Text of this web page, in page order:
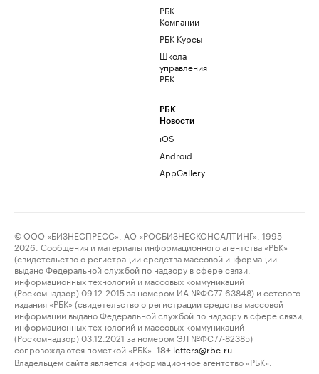
РБК
Компании
РБК Курсы
Школа
управления
РБК
РБК
Новости
iOS
Android
AppGallery
© ООО «БИЗНЕСПРЕСС», АО «РОСБИЗНЕСКОНСАЛТИНГ», 1995–
2026. Сообщения и материалы информационного агентства «РБК»
(свидетельство о регистрации средства массовой информации
выдано Федеральной службой по надзору в сфере связи,
информационных технологий и массовых коммуникаций
(Роскомнадзор) 09.12.2015 за номером ИА №ФС77-63848) и сетевого
издания «РБК» (свидетельство о регистрации средства массовой
информации выдано Федеральной службой по надзору в сфере связи,
информационных технологий и массовых коммуникаций
(Роскомнадзор) 03.12.2021 за номером ЭЛ №ФС77-82385)
сопровождаются пометкой «РБК».
18+ letters@rbc.ru
Владельцем сайта является информационное агентство «РБК».